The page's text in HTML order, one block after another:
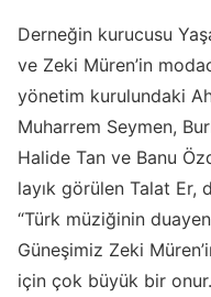
Derneğin kurucusu
ve Zeki Müren’in
yönetim kurulundaki
Muharrem Seymen,
Halide Tan ve Banu
layık görülen Talat Er,
“Türk müziğinin
Güneşimiz Zeki
için çok büyük bir